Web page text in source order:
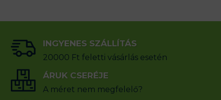
INGYENES SZÁLLÍTÁS
20000 Ft feletti vásárlás esetén
ÁRUK CSERÉJE
A méret nem megfelelő?